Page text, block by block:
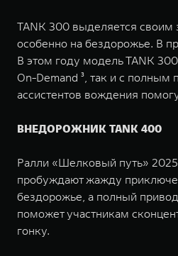
TANK 300 выделяется своим
особенно на бездорожье. В
В этом году модель TANK
On-Demand ³, так и с
ассистентов вождения
ВНЕДОРОЖНИК TANK 400
Ралли «Шелковый путь»
пробуждают жажду
бездорожье, а полный
поможет участникам
гонку.